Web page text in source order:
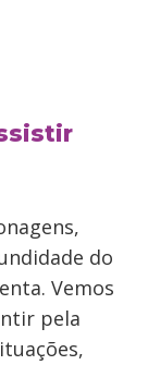
do
Vemos
pela